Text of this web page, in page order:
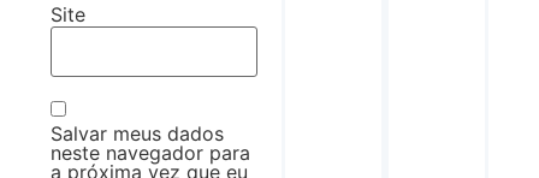
Site
Salvar meus dados
neste navegador para
a próxima vez que eu